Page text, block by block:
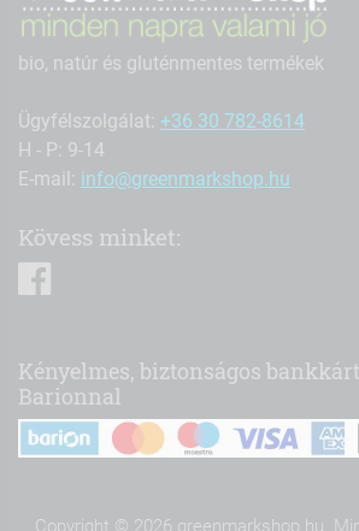
bio, natúr és gluténmentes termékek
Ügyfélszolgálat: +36 30 782-8614
H - P: 9-14
E-mail: info@greenmarkshop.hu
Kövess minket:
Kényelmes, biztonságos
Barionnal
Copyright © 2026 greenmarkshop.hu.